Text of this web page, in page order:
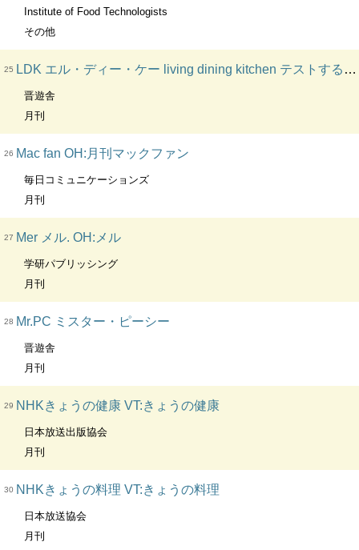
Institute of Food Technologists
その他
25 LDK エル・ディー・ケー living dining kitchen テストする女性誌. OH:エル・ディー・ケー. OH:LDK mini. OH:エル・ディー・ケー mini
晋遊舎
月刊
26 Mac fan OH:月刊マックファン
毎日コミュニケーションズ
月刊
27 Mer メル. OH:メル
学研パブリッシング
月刊
28 Mr.PC ミスター・ピーシー
晋遊舎
月刊
29 NHKきょうの健康 VT:きょうの健康
日本放送出版協会
月刊
30 NHKきょうの料理 VT:きょうの料理
日本放送協会
月刊